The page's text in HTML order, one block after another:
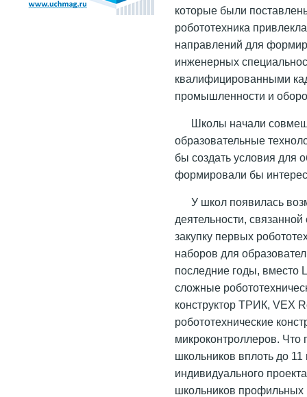
которые были
робототехника
направлений для
инженерных
квалифицированными
промышленности и
Школы начали
образовательные
бы создать условия для
формировали бы
У школ появилась
деятельности,
закупку первых
наборов для
последние годы, вместо
сложные
конструктор ТРИК, VEX
робототехнические
микроконтроллеров. Что
школьников вплоть до 11
индивидуального
школьников профильных